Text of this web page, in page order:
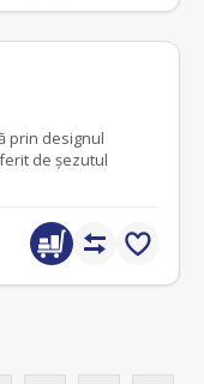
prin designul
de șezutul